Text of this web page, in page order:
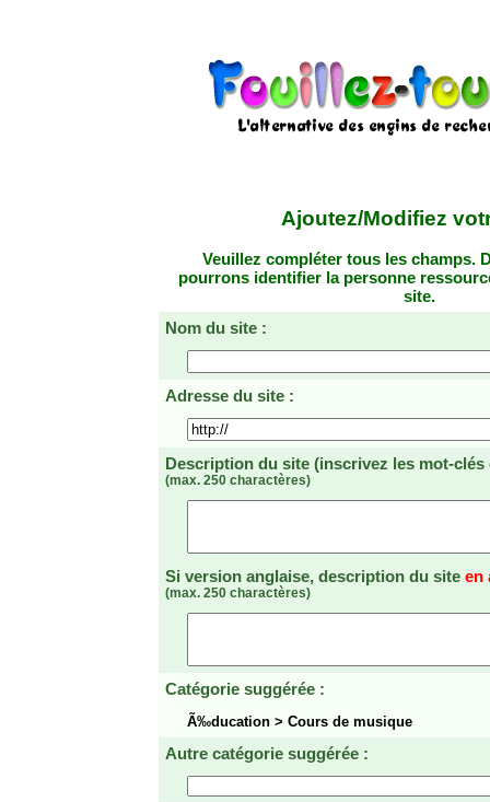
Ajoutez/Modifiez
Veuillez compléter tous les champs.
pourrons identifier la personne
site.
Nom du site :
Adresse du site :
Description du site (inscrivez les mot-
(max. 250 charactères)
Si version anglaise, description du site en
(max. 250 charactères)
Catégorie suggérée :
Ã‰ducation > Cours de musique
Autre catégorie suggérée :